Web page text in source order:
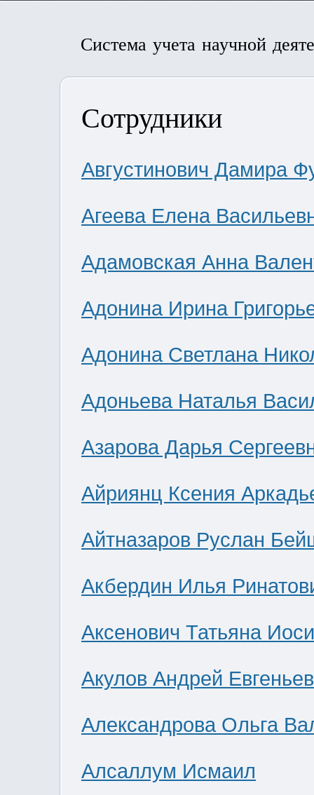
Система учета научной
Сотрудники
Августинович Дамира
Агеева Елена
Адамовская Анна
Адонина Ирина
Адонина Светлана
Адоньева Наталья
Азарова Дарья
Айриянц Ксения
Айтназаров Руслан
Акбердин Илья
Аксенович Татьяна
Акулов Андрей
Александрова Ольга
Алсаллум Исмаил